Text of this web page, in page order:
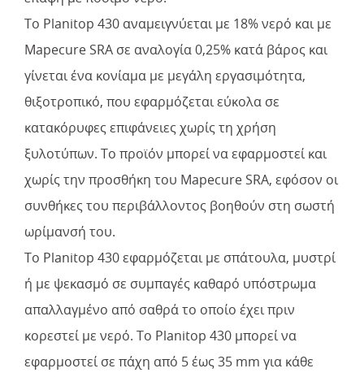
To Planitop 430 αναμειγνύεται με 18% νερό και με
Mapecure SRA σε αναλογία 0,25% κατά βάρος και
γίνεται ένα κονίαμα με μεγάλη εργασιμότητα,
θιξοτροπικό, που εφαρμόζεται εύκολα σε
κατακόρυφες επιφάνειες χωρίς τη χρήση
ξυλοτύπων. To προϊόν μπορεί να εφαρμοστεί και
χωρίς την προσθήκη του Mapecure SRA, εφόσον οι
συνθήκες του περιβάλλοντος βοηθούν στη σωστή
ωρίμανσή του.
To Planitop 430 εφαρμόζεται με σπάτουλα, μυστρί
ή με ψεκασμό σε συμπαγές καθαρό υπόστρωμα
απαλλαγμένο από σαθρά το οποίο έχει πριν
κορεστεί με νερό. To Planitop 430 μπορεί να
εφαρμοστεί σε πάχη από 5 έως 35 mm για κάθε